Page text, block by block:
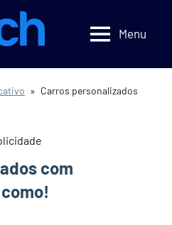
Veja
Tech
Menu
Carros personalizados
com